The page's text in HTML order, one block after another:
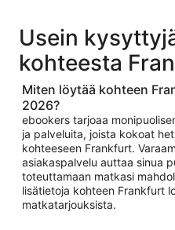
Usein
kohteesta
Miten löytää kohteen
2026?
ebookers tarjoaa
ja palveluita, joista kokoat
kohteeseen Frankfurt.
asiakaspalvelu auttaa sinua
toteuttamaan matkasi
lisätietoja kohteen Frankfurt
matkatarjouksista.